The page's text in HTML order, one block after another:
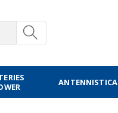
ANTENNISTICA